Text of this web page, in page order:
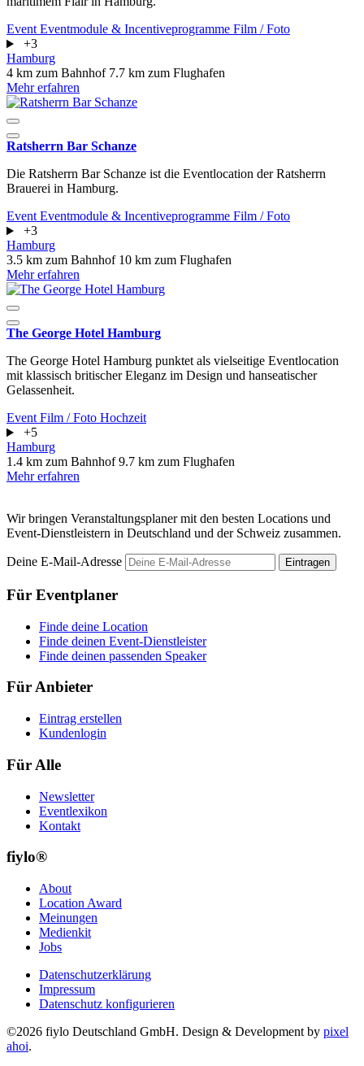
Event Eventmodule & Incentiveprogramme Film / Foto
+3
Hamburg
4 km zum Bahnhof 7.7 km zum Flughafen
Mehr erfahren
Ratsherrn Bar Schanze
Die Ratsherrn Bar Schanze ist die Eventlocation der Ratsherrn
Brauerei in Hamburg.
Event Eventmodule & Incentiveprogramme Film / Foto
+3
Hamburg
3.5 km zum Bahnhof 10 km zum Flughafen
Mehr erfahren
The George Hotel Hamburg
The George Hotel Hamburg punktet als vielseitige Eventlocation
mit klassisch britischer Eleganz im Design und hanseatischer
Gelassenheit.
Event Film / Foto Hochzeit
+5
Hamburg
1.4 km zum Bahnhof9.7 km zum Flughafen
Mehr erfahren
Wir bringen Veranstaltungsplaner mit den besten Locations und
Event-Dienstleistern in Deutschland und der Schweiz zusammen.
Deine E-Mail-Adresse Eintragen
Für Eventplaner
Finde deine Location
Finde deinen Event-Dienstleister
Finde deinen passenden Speaker
Für Anbieter
Eintrag erstellen
Kundenlogin
Für Alle
Newsletter
Eventlexikon
Kontakt
fiylo®
About
Location Award
Meinungen
Medienkit
Jobs
Datenschutzerklärung
Impressum
Datenschutz konfigurieren
©2026 fiylo Deutschland GmbH. Design & Development by pixel
ahoi.